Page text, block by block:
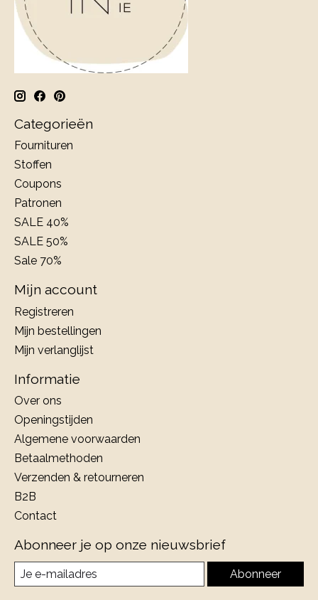
Categorieën
Fournituren
Stoffen
Coupons
Patronen
SALE 40%
SALE 50%
Sale 70%
Mijn account
Registreren
Mijn bestellingen
Mijn verlanglijst
Informatie
Over ons
Openingstijden
Algemene voorwaarden
Betaalmethoden
Verzenden & retourneren
B2B
Contact
Abonneer je op onze nieuwsbrief
Abonneer